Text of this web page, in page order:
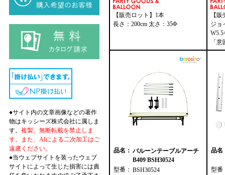
●サイト内の文章画像などの著作
物はキッシーズ株式会社に属しま
す。 複製、無断転載を禁止しま
す。また、AIによる二次加工はご
遠慮ください。
●当ウェブサイトを装ったウェブ
サイトによって生じた損害には責
【販売ロット】1本
長さ：200cm 太さ：35Φ
【
ジョ
「
品名： バルーンテーブルアーチ
B409 BSH30524
型番： BSH30524
品名
型番